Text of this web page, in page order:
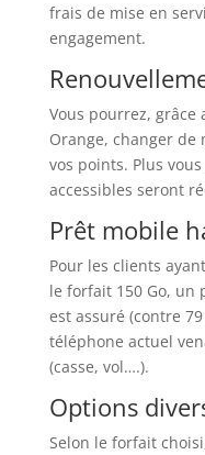
frais de mise en
engagement.
Vous pourrez,
Orange, changer
vos points. Plus
accessibles seront
Prêt mobile
Pour les clients
le forfait 150 Go, un
est assuré (contre
téléphone actuel
(casse, vol….).
Options
Selon le forfait